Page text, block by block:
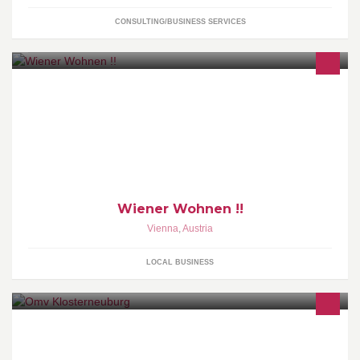
CONSULTING/BUSINESS SERVICES
Wiener Wohnen !!
Vienna,Austria
LOCAL BUSINESS